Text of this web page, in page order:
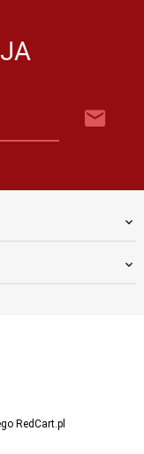
RedCart.pl